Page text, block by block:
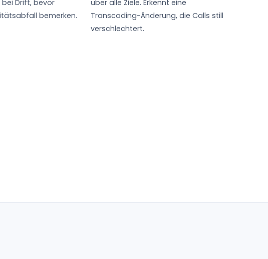
Drift, bevor
bemerken.
über alle Ziele. Erkennt eine
Transcoding-Änderung, die Calls still
verschlechtert.